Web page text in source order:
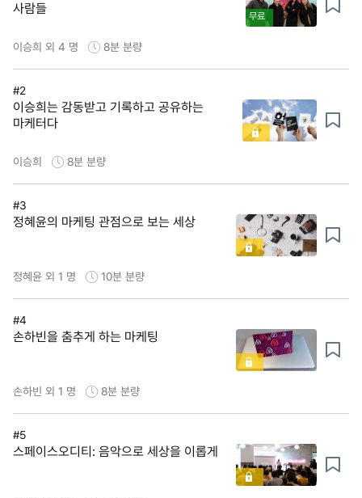
사람들
무료
이승희 외 4 명 8분 분량
#2
이승희는 감동받고 기록하고 공유하는
마케터다
이승희 8분 분량
#3
정혜윤의 마케팅 관점으로 보는 세상
정혜윤 외 1 명 10분 분량
#4
손하빈을 춤추게 하는 마케팅
손하빈 외 1 명 8분 분량
#5
스페이스오디티: 음악으로 세상을 이롭게